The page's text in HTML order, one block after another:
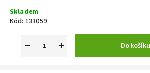
cena:
Skladem
Kód: 133059
+
− Do košíku